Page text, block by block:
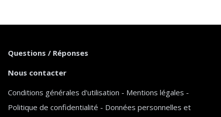
Questions / Réponses
Nous contacter
Conditions générales d'utilisation - Mentions légales -
Politique de confidentialité - Données personnelles et